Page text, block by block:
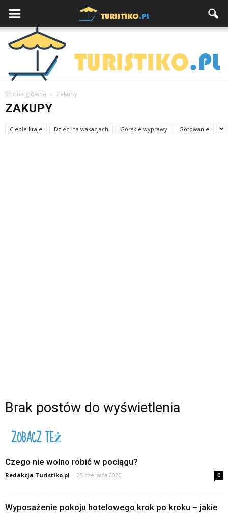
Strona główna Zakupy
ZAKUPY
Ciepłe kraje Dzieci na wakacjach Górskie wyprawy Gotowanie
Brak postów do wyświetlenia
ZOBACZ TEŻ
Czego nie wolno robić w pociągu?
Redakcja Turistiko.pl - 25 czerwca 2026 0
Wyposażenie pokoju hotelowego krok po kroku – jakie